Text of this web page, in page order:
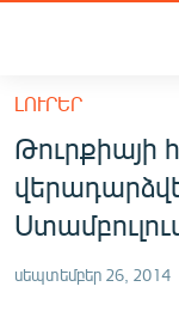
հիմնական
բովանդակությանը
Անցնել
հիմնական
մենյուին
ՀԱՅԱՍՏԱՆ
ՔԱՂԱՔԱԿԱՆ
ԼՈՒՐԵՐ
Թուրքիայի
սեպտեմբեր 26, 2014